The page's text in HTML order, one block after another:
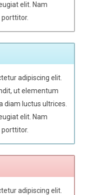
elit. Nam
adipiscing elit.
ut elementum
diam luctus ultrices.
elit. Nam
adipiscing elit.